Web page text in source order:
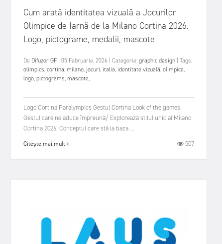
Cum arată identitatea vizuală a Jocurilor
Olimpice de Iarnă de la Milano Cortina 2026.
Logo, pictograme, medalii, mascote
De Difuzor GF 05 Februarie, 2026 Categorie:graphic design Tags:
olimpics,cortina,milano, jocuri, italia, identitate vizuală,olimpice,
logo,pictograms,mascote,
Logo Cortina Paralympics Gestul Cortina Look of the games
Gestul care ne aduce împreună/ Explorează stilul unic al Milano
Cortina 2026. Conceptul care stă la baza ...
Citește mai mult 507